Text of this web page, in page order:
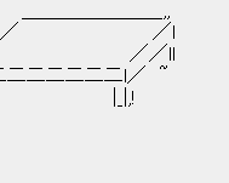
＿＿＿＿_,,
.／ ／l
／ ／／ll
二二二l／ ~
|_|,!